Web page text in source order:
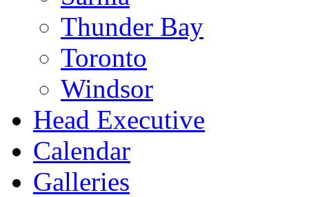
Thunder Bay
Toronto
Windsor
Head Executive
Calendar
Galleries